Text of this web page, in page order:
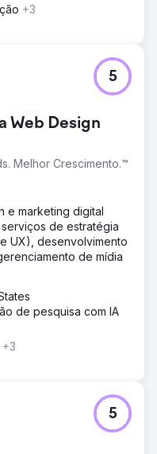
+3
Web Design
Melhor Crescimento.™
5
e marketing digital
de estratégia
UX), desenvolvimento
de mídia
de pesquisa com IA
+3
5